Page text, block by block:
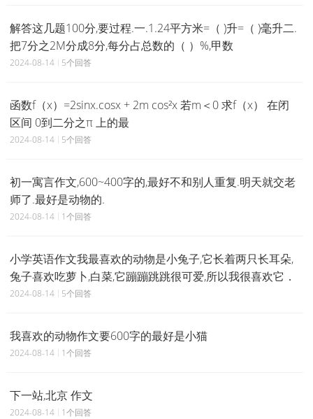
解答这几题100分,要过程.一.1.24平方米=（ )升=（ )毫升二.
把7分之2M分成8分,每分占总数的（ ）%,甲数
2024-08-14 5个回答
函数f（x）=2sinx.cosx + 2m cos²x 若m＜0 求f（x） 在闭
区间 0到二分之π 上的最
2024-08-14 5个回答
初一寓言作文,600~400字的,最好不和别人重复.明天就交老
师了.最好是动物的.
2024-08-14 1个回答
小学英语作文我最喜欢的动物是小兔子,它长着两只长耳朵,
兔子喜欢吃萝卜,白菜,它蹦蹦跳跳很可爱,所以我很喜欢它．
2024-08-14 5个回答
我喜欢的动物作文要600字的最好是小猫
2024-08-14 1个回答
下一站,北京 作文
2024-08-14 1个回答